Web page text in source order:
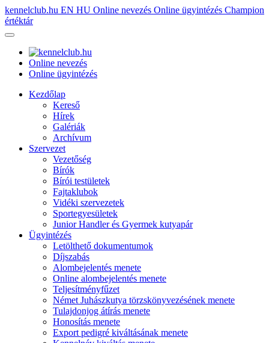
kennelclub.hu EN HU Online nevezés Online ügyintézés Champion
értéktár
Online nevezés
Online ügyintézés
Kezdőlap
Kereső
Hírek
Galériák
Archívum
Szervezet
Vezetőség
Bírók
Bírói testületek
Fajtaklubok
Vidéki szervezetek
Sportegyesületek
Junior Handler és Gyermek kutyapár
Ügyintézés
Letölthető dokumentumok
Díjszabás
Alombejelentés menete
Online alombejelentés menete
Teljesítményfűzet
Német Juhászkutya törzskönyvezésének menete
Tulajdonjog átírás menete
Honosítás menete
Export pedigré kiváltásának menete